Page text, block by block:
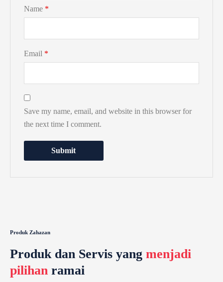
Name *
Email *
Save my name, email, and website in this browser for
the next time I comment.
Produk Zahazan
Produk dan Servis yang menjadi
pilihan ramai